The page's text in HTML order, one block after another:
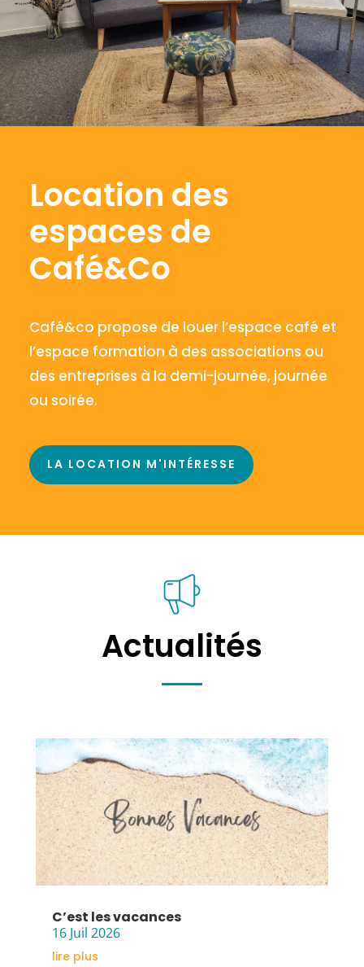
Location des
espaces de
Café&Co
Café&co propose de louer l’espace café et
l’espace formation à des associations ou
des entreprises à la demi-journée, journée
ou soirée.
LA LOCATION M'INTÉRESSE
Actualités
C’est les vacances
16 Juil 2026
lire plus